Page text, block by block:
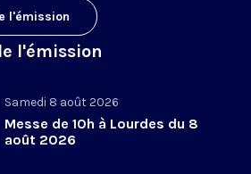
l'émission
l'émission
Samedi 8 août 2026
Messe de 10h à Lourdes du 8
août 2026